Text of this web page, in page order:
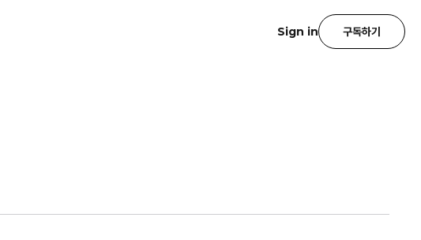
Sign in 구독하기